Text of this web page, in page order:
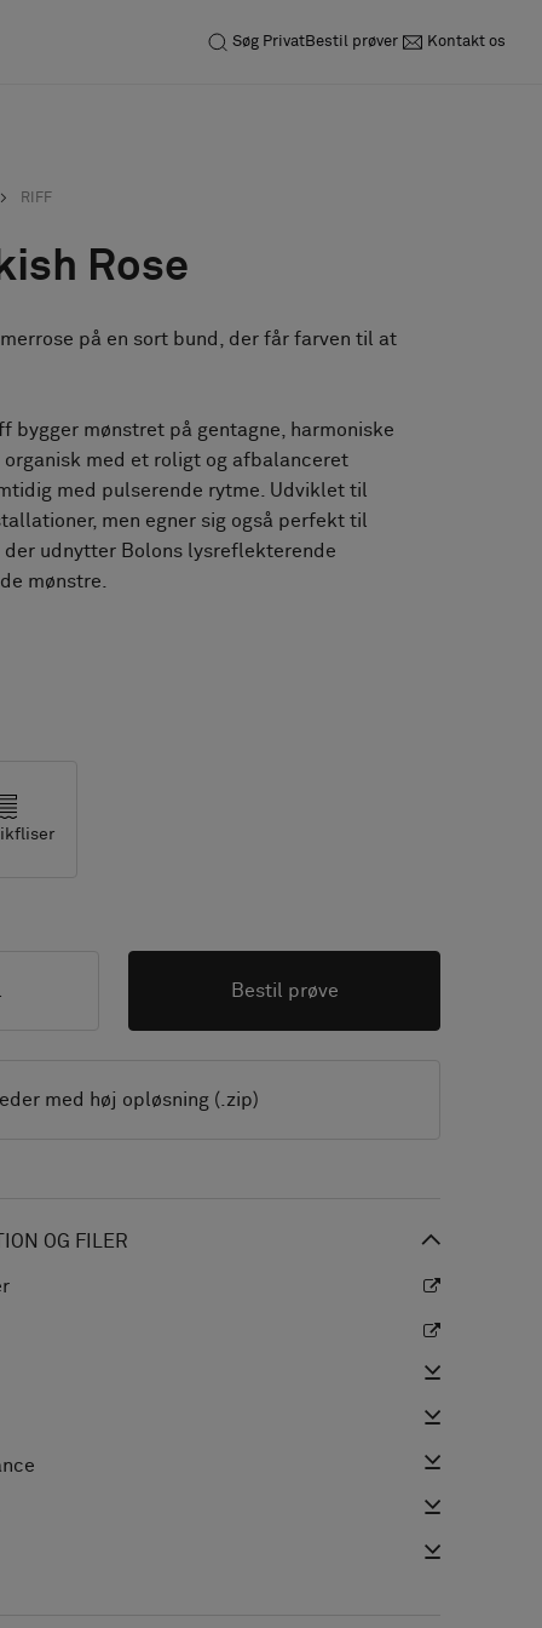
Søg PrivatBestil prøver Kontakt os
RIFF
Rose
på en sort bund, der får farven til at
bygger mønstret på gentagne, harmoniske
med et roligt og afbalanceret
med pulserende rytme. Udviklet til
men egner sig også perfekt til
der udnytter Bolons lysreflekterende
mønstre.
Bestil prøve
med høj opløsning (.zip)
OG FILER